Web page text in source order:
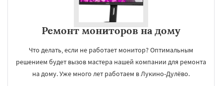
Ремонт мониторов на дому
Что делать, если не работает монитор? Оптимальным
решением будет вызов мастера нашей компании для ремонта
на дому. Уже много лет работаем в Лукино-Дулёво.